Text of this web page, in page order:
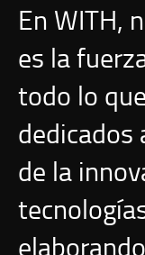
En WITH,
es la
todo lo
dedicados
de la